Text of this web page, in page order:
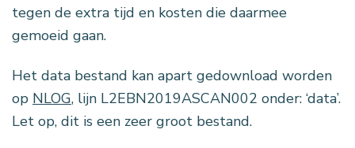
tegen de extra tijd en kosten die daarmee
gemoeid gaan.
Het data bestand kan apart gedownload worden
op NLOG, lijn L2EBN2019ASCAN002 onder: ‘data’.
Let op, dit is een zeer groot bestand.